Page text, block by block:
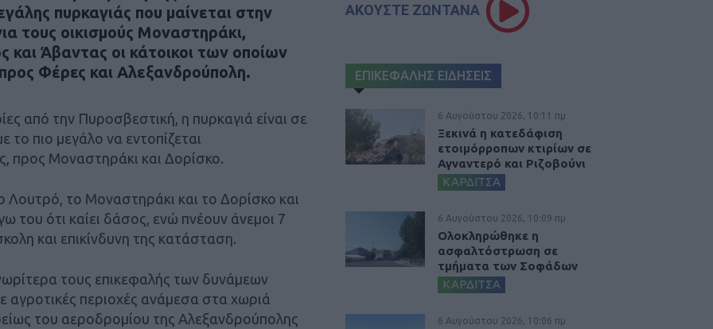
πυρκαγιάς που μαίνεται στην
τους οικισμούς Μοναστηράκι,
και Άβαντας οι κάτοικοι των οποίων
Φέρες και Αλεξανδρούπολη.
από την Πυροσβεστική, η πυρκαγιά είναι σε
το πιο μεγάλο να εντοπίζεται
προς Μοναστηράκι και Δορίσκο.
Λουτρό, το Μοναστηράκι και το Δορίσκο και
του ότι καίει δάσος, ενώ πνέουν άνεμοι 7
και επικίνδυνη της κατάσταση.
τους επικεφαλής των δυνάμεων
αγροτικές περιοχές ανάμεσα στα χωριά
του αεροδρομίου της Αλεξανδρούπολης
ΑΚΟΥΣΤΕ ΖΩΝΤΑΝΑ
ΕΠΙΚΕΦΑΛΗΣ ΕΙΔΗΣΕΙΣ
6 Αυγούστου 2026, 10:11 πμ
Ξεκινά η κατεδάφιση
ετοιμόρροπων κτιρίων σε
Αγναντερό και Ριζοβούνι
ΚΑΡΔΙΤΣΑ
6 Αυγούστου 2026, 10:09 πμ
Ολοκληρώθηκε η
ασφαλτόστρωση σε
τμήματα των Σοφάδων
ΚΑΡΔΙΤΣΑ
6 Αυγούστου 2026, 10:06 πμ